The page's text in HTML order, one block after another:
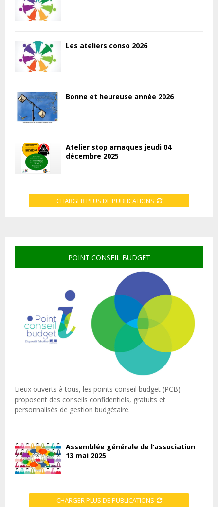
Les ateliers conso 2026
Bonne et heureuse année 2026
Atelier stop arnaques jeudi 04
décembre 2025
CHARGER PLUS DE PUBLICATIONS
POINT CONSEIL BUDGET
Lieux ouverts à tous, les points conseil budget (PCB)
proposent des conseils confidentiels, gratuits et
personnalisés de gestion budgétaire.
Assemblée générale de l’association
13 mai 2025
CHARGER PLUS DE PUBLICATIONS